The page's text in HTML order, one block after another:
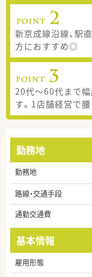
新京成線沿線、駅
方におすすめ◎
20代～60代まで幅
す。1店舗経営で
勤務地
勤務地
路線・交通手段
通勤交通費
基本情報
雇用形態